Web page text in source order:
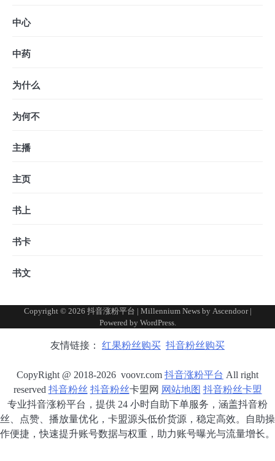
中心
中药
为什么
为何不
主播
主页
书上
书卡
书文
Copyright © 2026 抖音涨粉平台 | Millennium News by Ascendoor|
Powered by WordPress.
友情链接： 红果粉丝购买 抖音粉丝购买
CopyRight @ 2018-2026 voovr.com 抖音涨粉平台 All right
reserved 抖音粉丝 抖音粉丝卡盟网 网站地图 抖音粉丝卡盟
专业抖音涨粉平台，提供 24 小时自助下单服务，涵盖抖音粉
丝、点赞、播放量优化，卡盟源头低价货源，稳定高效。自助操
作便捷，快速提升账号数据与权重，助力账号曝光与流量增长。